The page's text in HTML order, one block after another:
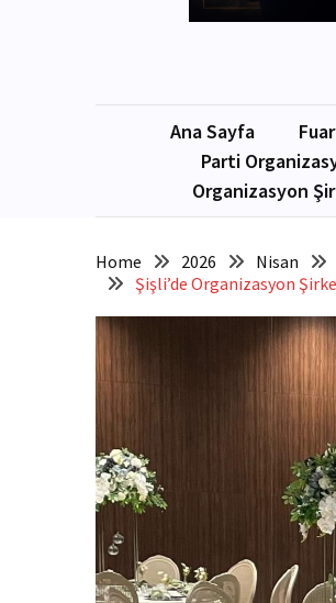
Ana Sayfa
Parti
Organizasyon
Home 2026 Nisan
Şişli’de Organizasyon